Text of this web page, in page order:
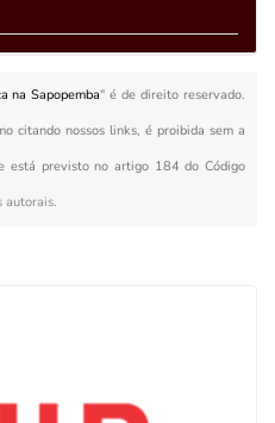
na Sapopemba" é de direito reservado.
citando nossos links, é proibida sem a
está previsto no artigo 184 do Código
autorais.